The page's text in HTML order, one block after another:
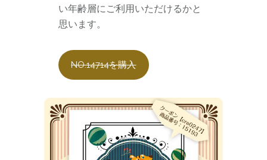
い年齢層にご利用いただけるかと
思います。
NO.14714を購入